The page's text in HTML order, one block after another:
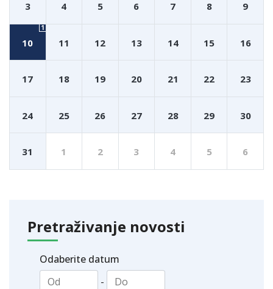
3 4 5 6 7 8 9
10
1
11 12 13 14 15 16
17 18 19 20 21 22 23
24 25 26 27 28 29 30
31 1 2 3 4 5 6
Pretraživanje novosti
Odaberite datum
-